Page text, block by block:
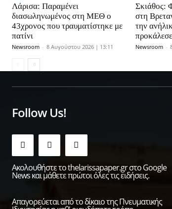
Λάρισα: Παραμένει
διασωληνωμένος στη ΜΕΘ o
43χρονος που τραυματίστηκε με
πατίνι
Newsroom - 8 Αυγούστου 2026 | 13:11
Σκιάθος:
στη
την
Newsroom -
Follow Us!
Ακολουθήστε το thelarissapaper.gr στο Google
News και μάθετε πρώτοι όλες τις ειδήσεις.
Απαγορεύεται από το δίκαιο της Πνευματικής